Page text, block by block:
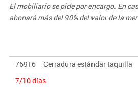
El mobiliario se pide por encargo. En
abonará más del 90% del valor de la
76916
Cerradura estándar taquilla
7/10 días